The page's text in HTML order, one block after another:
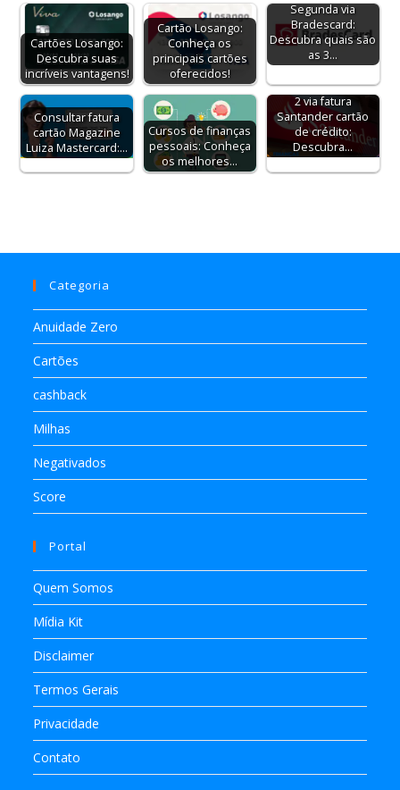
Cartões Losango:
Descubra suas
incríveis vantagens!
Cartão Losango:
Conheça os
principais cartões
oferecidos!
Segunda via
Bradescard:
Descubra quais são
as 3…
Consultar fatura
cartão Magazine
Luiza Mastercard:…
Cursos de finanças
pessoais: Conheça
os melhores…
2 via fatura
Santander cartão
de crédito:
Descubra…
Categoria
Anuidade Zero
Cartões
cashback
Milhas
Negativados
Score
Portal
Quem Somos
Mídia Kit
Disclaimer
Termos Gerais
Privacidade
Contato